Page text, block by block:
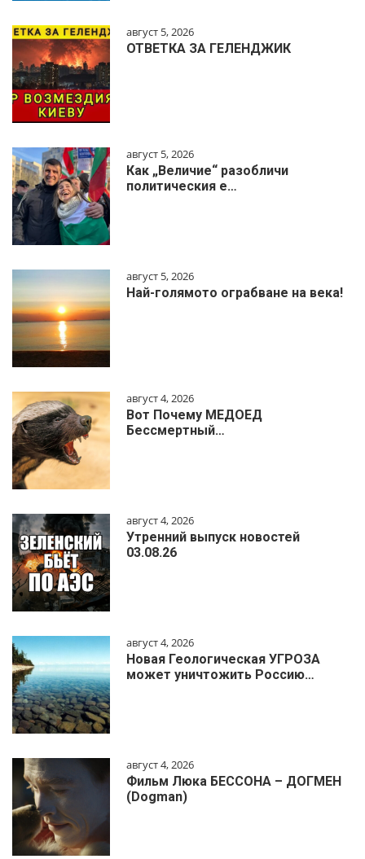
август 5, 2026
ОТВЕТКА ЗА ГЕЛЕНДЖИК
август 5, 2026
Как „Величие“ разобличи
политическия е…
август 5, 2026
Най-голямото ограбване на века!
август 4, 2026
Вот Почему МЕДОЕД
Бессмертный…
август 4, 2026
Утренний выпуск новостей
03.08.26
август 4, 2026
Новая Геологическая УГРОЗА
может уничтожить Россию…
август 4, 2026
Фильм Люка БЕССОНА – ДОГМЕН
(Dogman)